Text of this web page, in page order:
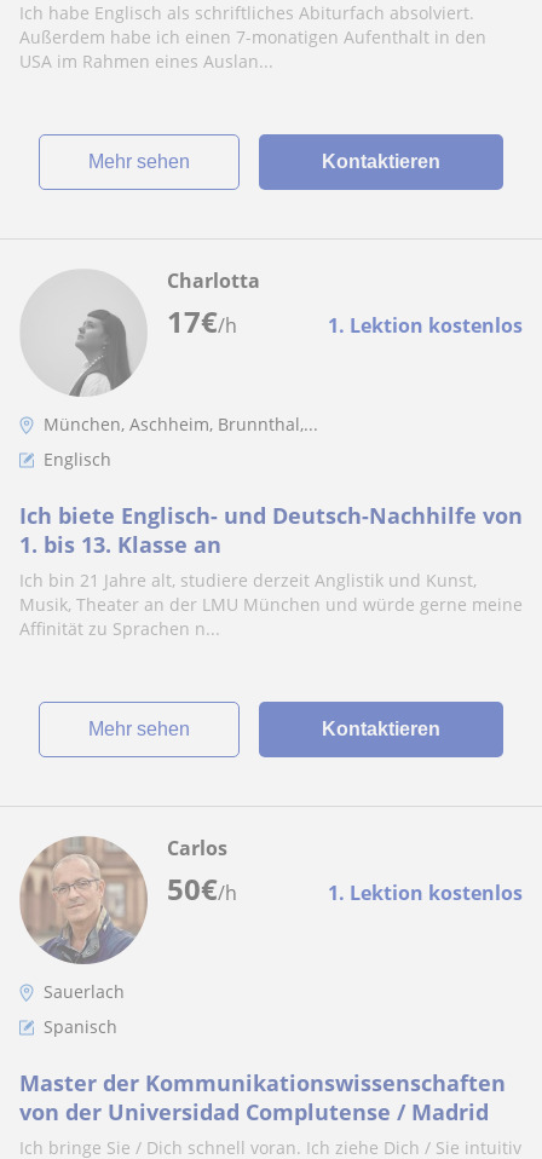
Ich habe Englisch als schriftliches Abiturfach absolviert.
Außerdem habe ich einen 7-monatigen Aufenthalt in den
USA im Rahmen eines Auslan...
Mehr sehen Kontaktieren
17€/h 1. Lektion kostenlos
Charlotta
München, Aschheim, Brunnthal,...
Englisch
Ich biete Englisch- und Deutsch-Nachhilfe von
1. bis 13. Klasse an
Ich bin 21 Jahre alt, studiere derzeit Anglistik und Kunst,
Musik, Theater an der LMU München und würde gerne meine
Affinität zu Sprachen n...
Mehr sehen Kontaktieren
50€/h 1. Lektion kostenlos
Carlos
Sauerlach
Spanisch
Master der Kommunikationswissenschaften
von der Universidad Complutense / Madrid
Ich bringe Sie / Dich schnell voran. Ich ziehe Dich / Sie intuitiv